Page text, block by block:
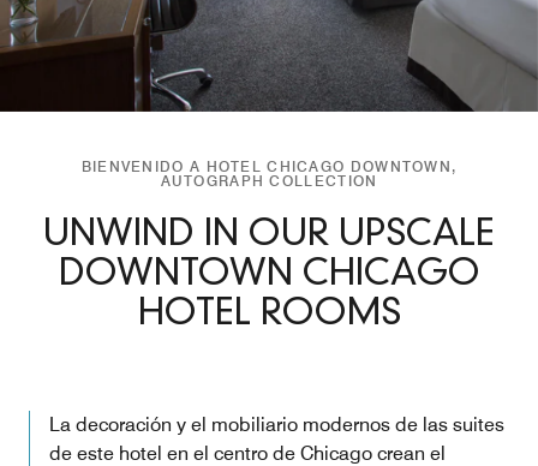
BIENVENIDO A HOTEL CHICAGO DOWNTOWN,
AUTOGRAPH COLLECTION
UNWIND IN OUR UPSCALE
DOWNTOWN CHICAGO
HOTEL ROOMS
La decoración y el mobiliario modernos de las suites
de este hotel en el centro de Chicago crean el